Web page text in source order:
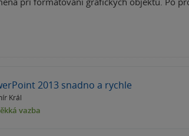
2013 snadno a rychle
Král
vazba